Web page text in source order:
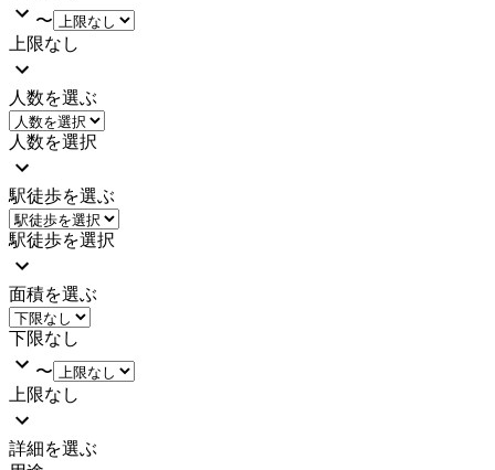
〜
上限なし
人数を選ぶ
人数を選択
駅徒歩を選ぶ
駅徒歩を選択
面積を選ぶ
下限なし
〜
上限なし
詳細を選ぶ